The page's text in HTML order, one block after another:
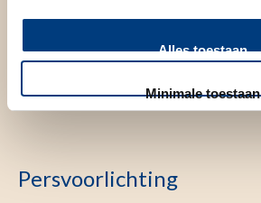
Alles toestaan
Minimale toestaan
Ontvang de LUMC nieuwsbrief
Persvoorlichting